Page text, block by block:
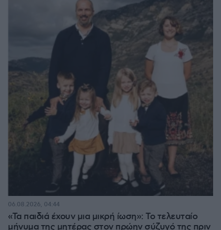
«Τα παιδιά έχουν μια μικρή ίωση»: Το τελευταίο
μήνυμα της μητέρας στον πρώην σύζυγό της πριν
06.08.2026, 04:44